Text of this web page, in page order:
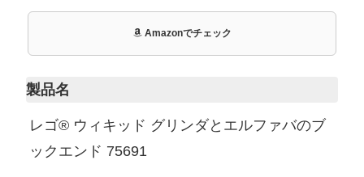
Amazonでチェック
製品名
レゴ® ウィキッド グリンダとエルファバのブ
ックエンド 75691